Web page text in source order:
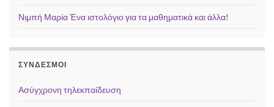
Νιμπή Μαρία Ένα ιστολόγιο για τα μαθηματικά και άλλα!
ΣΥΝΔΕΣΜΟΙ
Ασύγχρονη τηλεκπαίδευση